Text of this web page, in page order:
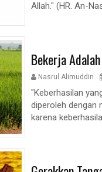
Allah." (HR. An-
Bekerja
Nasrul Alimuddin
"Keberhasilan
diperoleh dengan
karena